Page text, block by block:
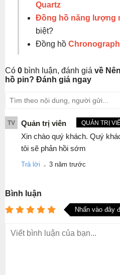
Quartz
Đồng hồ năng lượng
biệt?
Đồng hồ
Có 0 bình luận, đánh giá về
hồ pin? Đánh giá ngay
TV Quản trị viên QUẢN TRỊ
Xin chào quý khách. Quý
tôi sẽ phản hồi sớm
Trả lời . 3 năm trước
Bình luận
Nhấn vào đây